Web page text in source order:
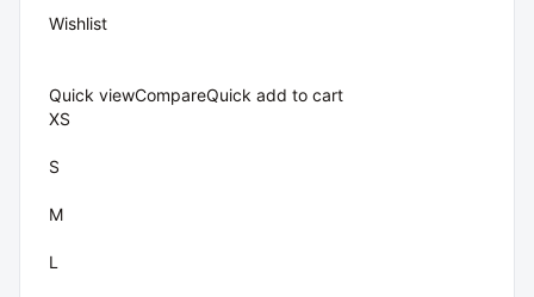
Wishlist
Quick viewCompareQuick add to cart
XS
S
M
L